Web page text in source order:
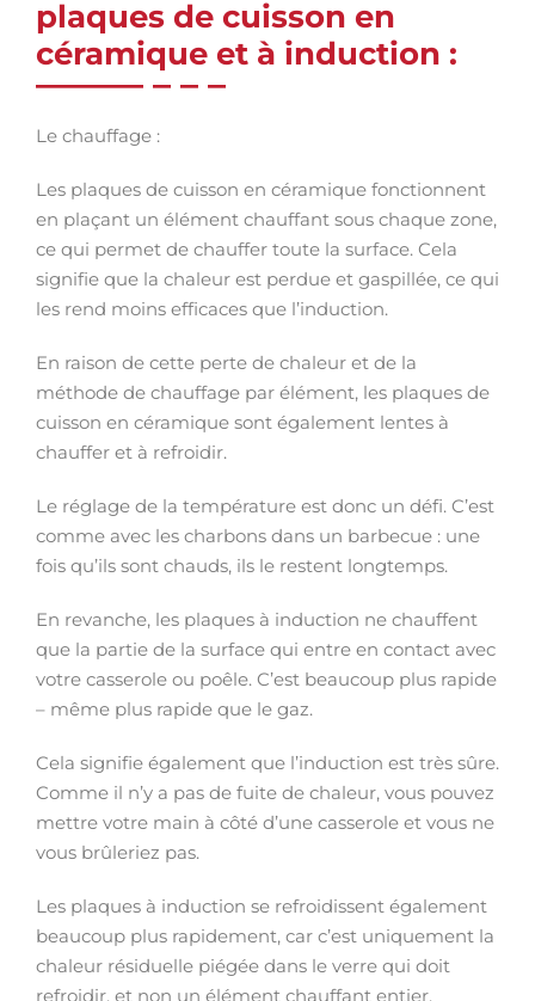
plaques de cuisson en
céramique et à induction :
Le chauffage :
Les plaques de cuisson en céramique fonctionnent
en plaçant un élément chauffant sous chaque zone,
ce qui permet de chauffer toute la surface. Cela
signifie que la chaleur est perdue et gaspillée, ce qui
les rend moins efficaces que l’induction.
En raison de cette perte de chaleur et de la
méthode de chauffage par élément, les plaques de
cuisson en céramique sont également lentes à
chauffer et à refroidir.
Le réglage de la température est donc un défi. C’est
comme avec les charbons dans un barbecue : une
fois qu’ils sont chauds, ils le restent longtemps.
En revanche, les plaques à induction ne chauffent
que la partie de la surface qui entre en contact avec
votre casserole ou poêle. C’est beaucoup plus rapide
– même plus rapide que le gaz.
Cela signifie également que l’induction est très sûre.
Comme il n’y a pas de fuite de chaleur, vous pouvez
mettre votre main à côté d’une casserole et vous ne
vous brûleriez pas.
Les plaques à induction se refroidissent également
beaucoup plus rapidement, car c’est uniquement la
chaleur résiduelle piégée dans le verre qui doit
refroidir, et non un élément chauffant entier.